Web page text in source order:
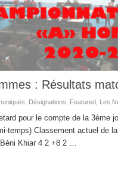
: Résultats
Désignations Featured Les
pour le compte de la 3ème
temps) Classement actuel de
Khiar 4 2 +8 2 …